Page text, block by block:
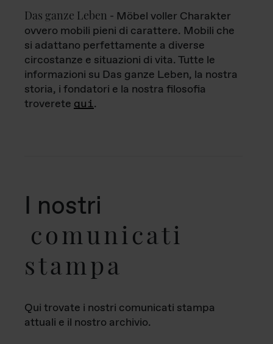
Das ganze Leben - Möbel voller Charakter
ovvero mobili pieni di carattere. Mobili che
si adattano perfettamente a diverse
circostanze e situazioni di vita. Tutte le
informazioni su Das ganze Leben, la nostra
storia, i fondatori e la nostra filosofia
troverete qui.
I nostri
comunicati
stampa
Qui trovate i nostri comunicati stampa
attuali e il nostro archivio.